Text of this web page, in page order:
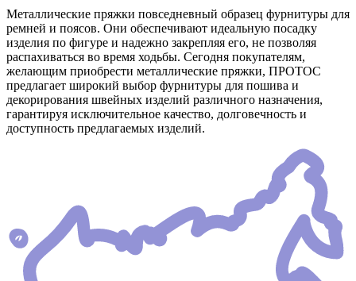
Металлические пряжки повседневный образец фурнитуры для
ремней и поясов. Они обеспечивают идеальную посадку
изделия по фигуре и надежно закрепляя его, не позволяя
распахиваться во время ходьбы. Сегодня покупателям,
желающим приобрести металлические пряжки, ПРОТОС
предлагает широкий выбор фурнитуры для пошива и
декорирования швейных изделий различного назначения,
гарантируя исключительное качество, долговечность и
доступность предлагаемых изделий.